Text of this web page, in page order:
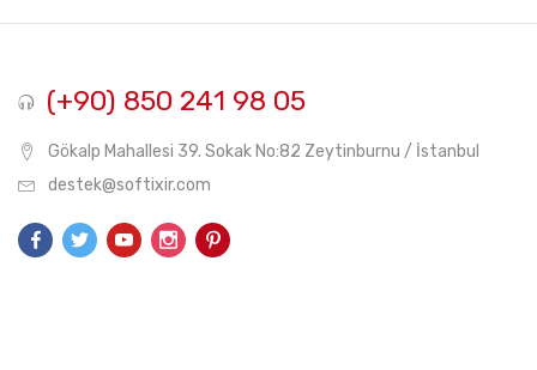
(+90) 850 241 98 05
Gökalp Mahallesi 39. Sokak No:82 Zeytinburnu / İstanbul
destek@softixir.com